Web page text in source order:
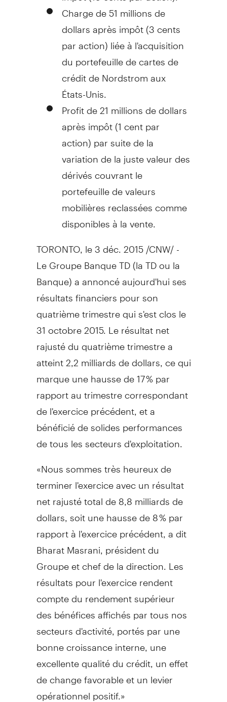
Charge de 51 millions de
dollars après impôt (3 cents
par action) liée à l'acquisition
du portefeuille de cartes de
crédit de Nordstrom aux
États-Unis.
Profit de 21 millions de dollars
après impôt (1 centpar
action) par suite de la
variation de la juste valeur des
dérivés couvrant le
portefeuille de valeurs
mobilières reclassées comme
disponibles à la vente.
TORONTO, le 3 déc. 2015 /CNW/ -
Le Groupe Banque TD(la TD ou la
Banque) a annoncé aujourd'hui ses
résultats financiers pour son
quatrième trimestre qui s'est clos le
31 octobre 2015. Le résultat net
rajusté du quatrième trimestre a
atteint 2,2 milliards de dollars, ce qui
marque une hausse de 17 % par
rapport au trimestre correspondant
de l'exercice précédent, et a
bénéficié de solides performances
de tous les secteurs d'exploitation.
«Nous sommes très heureux de
terminer l'exercice avec un résultat
net rajusté total de 8,8 milliards de
dollars, soit une hausse de 8 % par
rapport à l'exercice précédent, a dit
Bharat Masrani, président du
Groupe et chef de la direction. Les
résultats pour l'exercice rendent
compte du rendement supérieur
des bénéfices affichés par tous nos
secteurs d'activité, portés par une
bonne croissance interne, une
excellente qualité du crédit, un effet
de change favorable et un levier
opérationnel positif.»